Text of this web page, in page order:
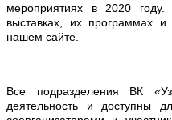
мероприятиях в 2020
выставках, их программах
нашем сайте.
Все подразделения ВК
деятельность и доступны